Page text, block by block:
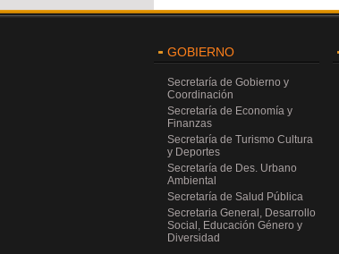
GOBIERNO
Secretaría de Gobierno y
Coordinación
Secretaría de Economía y
Finanzas
Secretaría de Turismo Cultura
y Deportes
Secretaría de Des. Urbano
Ambiental
Secretaría de Salud Pública
Secretaria General, Desarrollo
Social, Educación Género y
Diversidad